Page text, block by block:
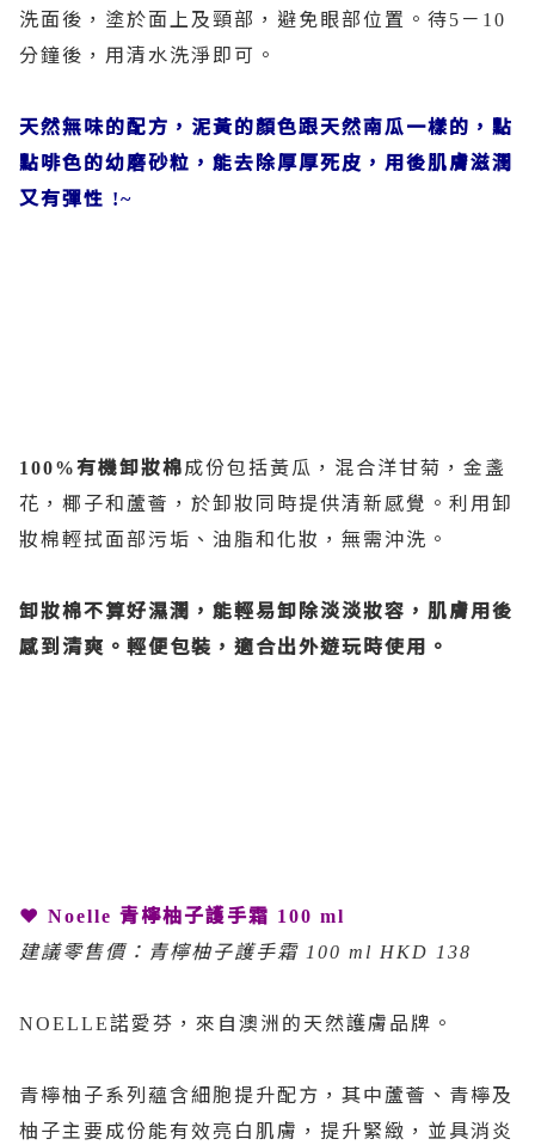
洗面後，塗於面上及頸部，避免眼部位置。待5 － 10
分鐘後，用清水洗淨即可。
天然無味的配方，泥黃的顏色跟天然南瓜一樣的，點
點啡色的幼磨砂粒，能去除厚厚死皮，用後肌膚滋潤
又有彈性 !~
100%有機卸妝棉成份包括黃瓜，混合洋甘菊，金盞
花，椰子和蘆薈，於卸妝同時提供清新感覺。 利用卸
妝棉輕拭面部污垢、油脂和化妝，無需沖洗。
卸妝棉不算好濕潤，能輕易卸除淡淡妝容，肌膚用後
感到清爽。輕便包裝，適合出外遊玩時使用。
❤ Noelle 青檸柚子護手霜 100 ml
建議零售價：青檸柚子護手霜 100 ml HKD 138
NOELLE諾愛芬，來自澳洲的天然護膚品牌。
青檸柚子系列蘊含細胞提升配方，其中蘆薈、青檸及
柚子主要成份能有效亮白肌膚，提升緊緻，並具消炎